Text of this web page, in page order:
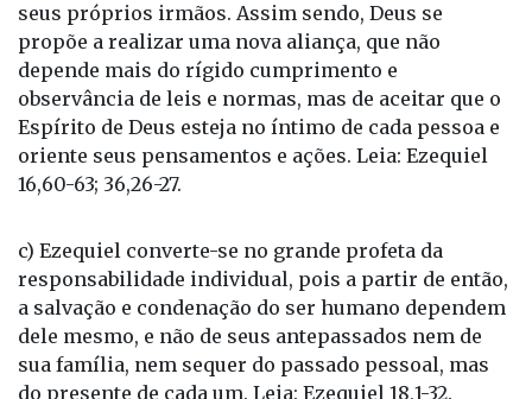
seus próprios irmãos. Assim sendo, Deus se
propõe a realizar uma nova aliança, que não
depende mais do rígido cumprimento e
observância de leis e normas, mas de aceitar que o
Espírito de Deus esteja no íntimo de cada pessoa e
oriente seus pensamentos e ações. Leia: Ezequiel
16,60-63; 36,26-27.
c) Ezequiel converte-se no grande profeta da
responsabilidade individual, pois a partir de então,
a salvação e condenação do ser humano dependem
dele mesmo, e não de seus antepassados nem de
sua família, nem sequer do passado pessoal, mas
do presente de cada um. Leia: Ezequiel 18,1-32.